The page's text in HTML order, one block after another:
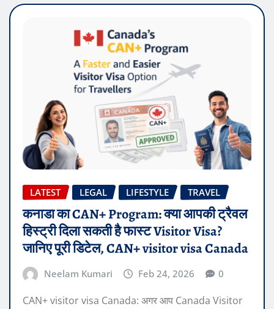
LATEST LEGAL LIFESTYLE TRAVEL
कनाडा का CAN+ Program: क्या आपकी ट्रैवल
हिस्ट्री दिला सकती है फास्ट Visitor Visa?
जानिए पूरी डिटेल, CAN+ visitor visa Canada
Neelam Kumari Feb 24, 2026 0
CAN+ visitor visa Canada: अगर आप Canada Visitor